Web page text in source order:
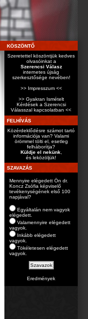
KÖSZÖNTŐ
Szeretettel köszöntjük kedves
olvasóinkat a
Szerencsi Válasz
internetes újság
szerkesztősége nevében!
>> Impresszum <<
>> Gyakran Ismételt
Kérdések a Szerencsi
Válasszal kapcsolatban <<
FELHÍVÁS
Közérdeklődésre számot tartó
információja van? Valami
örömmel tölti el, esetleg
felháborítja?
Küldje el nekünk,
és leközöljük!
SZAVAZÁS
Mennyire elégedett Ön dr.
Koncz Zsófia képviselő
tevékenységének első 100
napjával?
Egyáltalán nem vagyok
elégedett.
Valamennyire elégedett
vagyok.
Inkább elégedett
vagyok.
Tökéletesen elégedett
vagyok.
Eredmények